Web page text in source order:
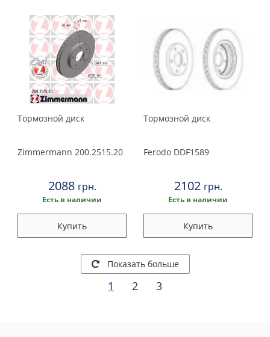
Тормозной диск
Zimmermann 200.2515.20
2088 грн.
Есть в наличии
Купить
Тормозной диск
Ferodo DDF1589
2102 грн.
Есть в наличии
Купить
Показать больше
1 2 3